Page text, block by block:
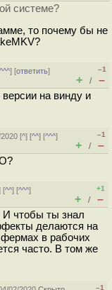
системе?
то почему бы не
^^^] [ответить]
–1
+ / –
на винду и
[^] [^^] [^^^]
–1
+ / –
[^^] [^^^]
+1
+ / –
И чтобы ты знал
делаются на
в рабочих
часто. В том же
–1